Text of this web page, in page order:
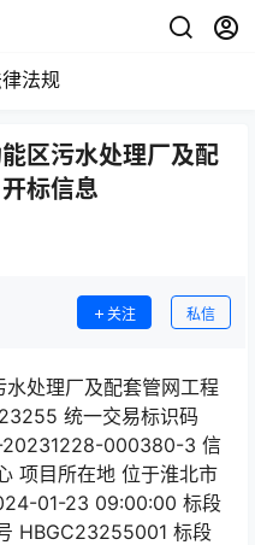
法规
区污水处理厂及配
标信息
关注 私信
处理厂及配套管网工程
统一交易标识码
000380-3 信
项目所在地 位于淮北市
01-23 09:00:00 标段
HBGC23255001 标段